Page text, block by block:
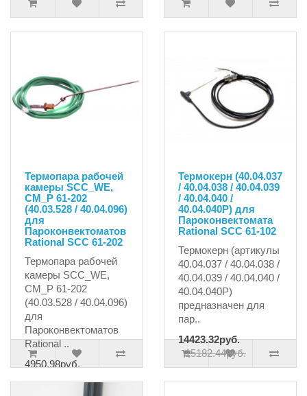
Термопара рабочей
камеры SCC_WE,
CM_P 61-202
(40.03.528 / 40.04.096)
для
Пароконвектоматов
Rational SCC 61-202
Термопара рабочей
камеры SCC_WE,
CM_P 61-202
(40.03.528 / 40.04.096)
для
Пароконвектоматов
Rational ..
4950.98руб.
Термокерн (40.04.037
/ 40.04.038 / 40.04.039
/ 40.04.040 /
40.04.040P) для
Пароконвектомата
Rational SCC 61-102
Термокерн (артикулы
40.04.037 / 40.04.038 /
40.04.039 / 40.04.040 /
40.04.040P)
предназначен для
пар..
14423.32руб.
15182.44руб.